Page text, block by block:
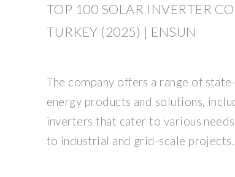
TOP 100 SOLAR INVERTER
TURKEY (2025) | ENSUN
The company offers a range of
energy products and solutions,
inverters that cater to various
to industrial and grid-scale projects.